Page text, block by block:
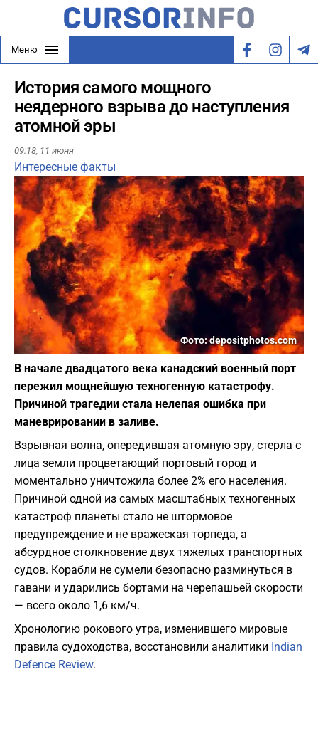
Меню
История самого мощного
неядерного взрыва до наступления
атомной эры
09:18, 11 июня
Интересные факты
Фото: depositphotos.com
В начале двадцатого века канадский военный порт
пережил мощнейшую техногенную катастрофу.
Причиной трагедии стала нелепая ошибка при
маневрировании в заливе.
Взрывная волна, опередившая атомную эру, стерла с
лица земли процветающий портовый город и
моментально уничтожила более 2% его населения.
Причиной одной из самых масштабных техногенных
катастроф планеты стало не штормовое
предупреждение и не вражеская торпеда, а
абсурдное столкновение двух тяжелых транспортных
судов. Корабли не сумели безопасно разминуться в
гавани и ударились бортами на черепашьей скорости
— всего около 1,6 км/ч.
Хронологию рокового утра, изменившего мировые
правила судоходства, восстановили аналитики Indian
Defence Review.